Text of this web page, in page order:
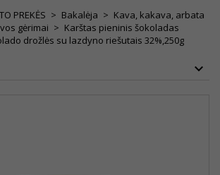
PREKĖS Bakalėja
Kava, kakava, arbata
gėrimai
Karštas pieninis šokoladas
drožlės su lazdyno riešutais 32%,250g